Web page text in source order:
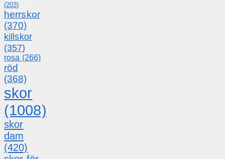
(203)
herrskor
(370)
killskor
(357)
rosa (266)
röd
(368)
skor
(1008)
skor
dam
(420)